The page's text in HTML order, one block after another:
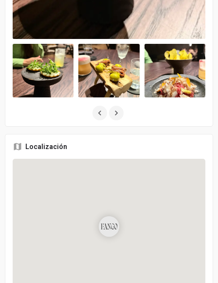
Localización